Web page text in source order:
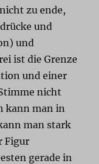
zu ende,
und
und
ist die Grenze
und einer
nicht
kann man in
man stark
Figur
gerade in